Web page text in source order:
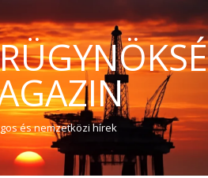
és nemzetközi hírek